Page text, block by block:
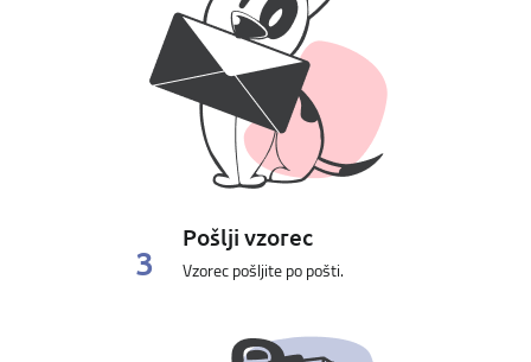
3
Pošlji vzorec
Vzorec pošljite po pošti.